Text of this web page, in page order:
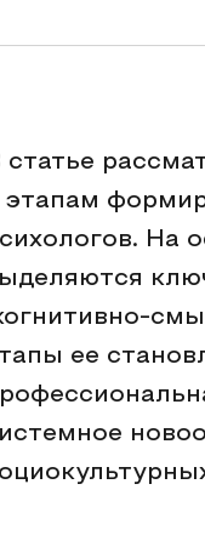
статье
этапам
На
ее